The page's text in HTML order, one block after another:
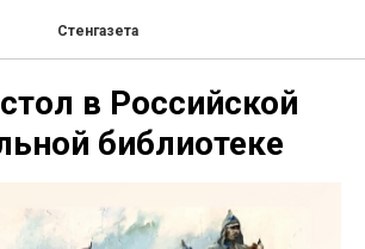
Стенгазета
в Российской
библиотеке